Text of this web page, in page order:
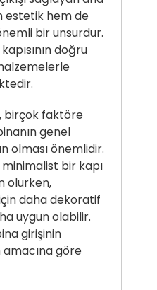
estetik hem de
bir unsurdur.
doğru
birçok faktöre
genel
olması önemlidir.
bir kapı
olurken,
daha dekoratif
uygun olabilir.
girişinin
amacına göre